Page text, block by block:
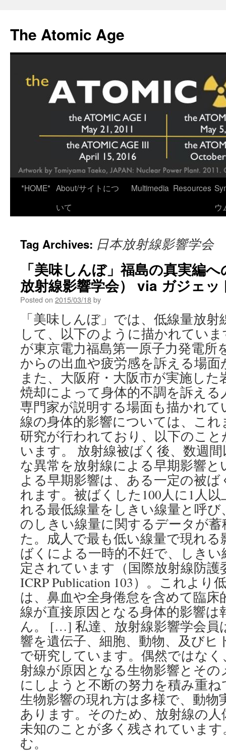
content
The Atomic Age
*HOME* About/サイトにつ
いて
Multimedia Resources
ウ
Tag Archives: 日本放射線影響学会
「美味しんぼ」福島の真実編
放射線影響学会） via ガジェッ
Posted on 2015/03/18by
「美味しんぼ」では、低線量放
して、以下のように描かれてい
が東京電力福島第一原子力発電所
からの出血や疲労感を訴える場
また、大阪府・大阪市が実施し
焼却によって身体的不調を訴え
専門家が説明する場面も描かれて
線の身体的影響については、こ
研究が行われており、以下のこ
います。 放射線被ばく後、数週
な異常を放射線による早期影響
よる早期影響は、ある一定の被
れます。被ばくした100人に1人
れる最低線量をしきい線量と呼
のしきい線量に関するデータが
た。成人で最も低い線量で現れ
ばくによる一時的不妊で、しきい
定されています（国際放射線防護
ICRP Publication 103）。これより
は、鼻血や全身倦怠を含めて臨床
線が直接原因となる身体的影響
ん。 […] 私達、放射線影響学会員
響を遺伝子、細胞、動物、及びヒ
で研究しています。偶然ではな
射線が原因となる生物影響とそ
にしようと不断の努力を積み重
生物影響の現れ方は多様で、動物
あります。そのため、放射線の
未知のことが多く残されていま
む。